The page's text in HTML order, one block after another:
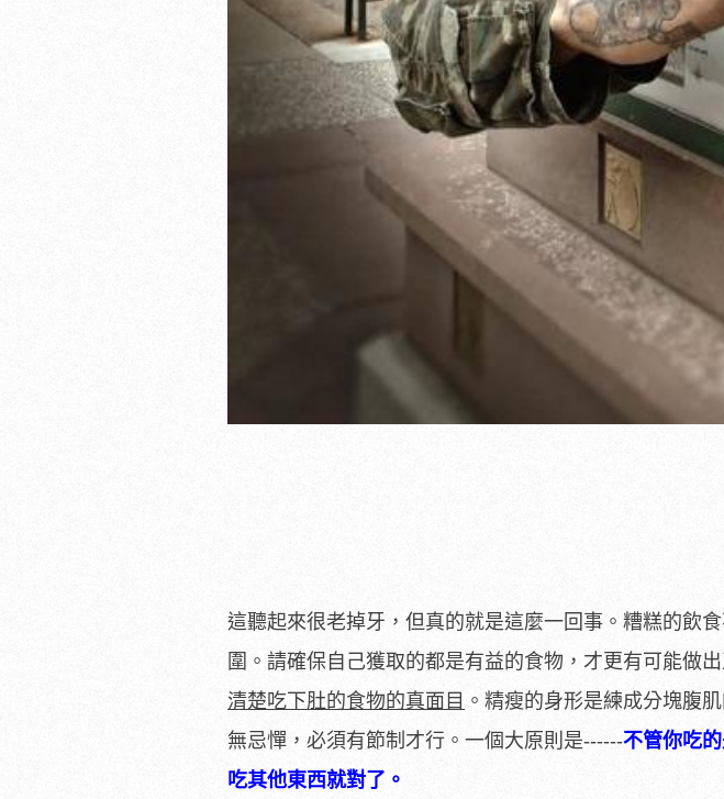
這聽起來很老掉牙，但真的就是這麼一回事。糟糕的飲
圍。請確保自己獲取的都是有益的食物，才更有可能做出
清楚吃下肚的食物的真面目 。精瘦的身形是練成分塊腹
無忌憚，必須有節制才行。一個大原則是------不管你吃
吃其他東西就對了。